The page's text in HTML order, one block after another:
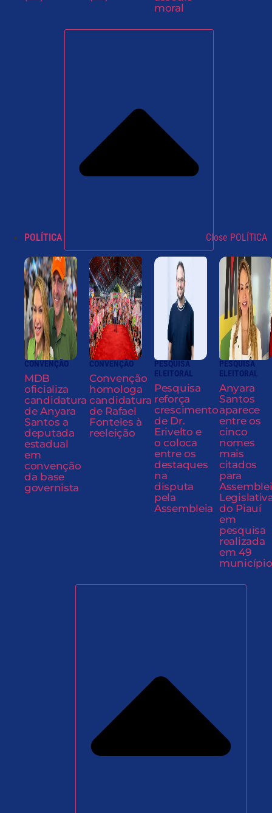
moral
POLÍTICA Close POLÍTICA
CONVENÇÃO
MDB
oficializa
candidatura
de Anyara
Santos a
deputada
estadual
em
convenção
da base
governista
CONVENÇÃO
Convenção
homologa
candidatura
de Rafael
Fonteles à
reeleição
PESQUISA
ELEITORAL
Pesquisa
reforça
crescimento
de Dr.
Erivelto e
o coloca
entre os
destaques
na
disputa
pela
Assembleia
PESQUISA
ELEITORAL
Anyara
Santos
aparece
entre os
cinco
nomes
mais
citados
para
do Piauí
em
pesquisa
realizada
em 49